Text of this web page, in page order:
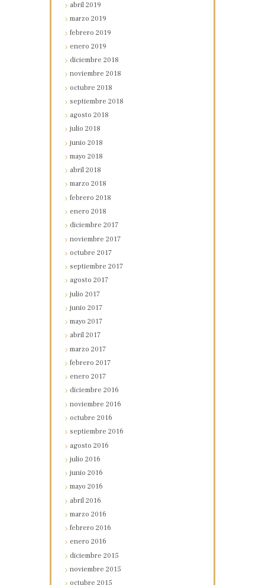
abril2019
marzo2019
febrero2019
enero2019
diciembre2018
noviembre2018
octubre2018
septiembre2018
agosto2018
julio2018
junio2018
mayo2018
abril2018
marzo2018
febrero2018
enero2018
diciembre2017
noviembre2017
octubre2017
septiembre2017
agosto2017
julio2017
junio2017
mayo2017
abril2017
marzo2017
febrero2017
enero2017
diciembre2016
noviembre2016
octubre2016
septiembre2016
agosto2016
julio2016
junio2016
mayo2016
abril2016
marzo2016
febrero2016
enero2016
diciembre2015
noviembre2015
octubre2015